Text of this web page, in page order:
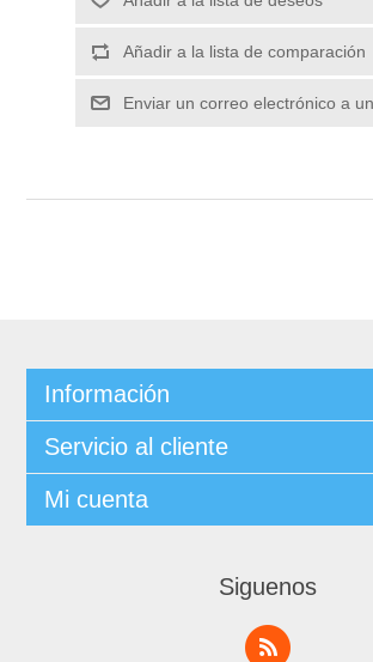
Información
Servicio al cliente
Mi cuenta
Siguenos